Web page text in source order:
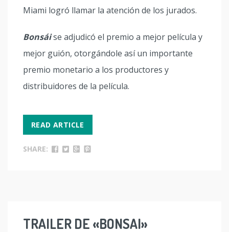
Miami logró llamar la atención de los jurados.
Bonsáise adjudicó el premio a mejor película y
mejor guión, otorgándole así un importante
premio monetario a los productores y
distribuidores de la película.
READ ARTICLE
SHARE:
TRAILER DE «BONSAI»